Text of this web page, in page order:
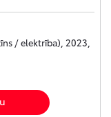
/ elektrība), 2023,